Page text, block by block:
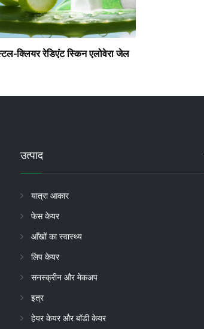
क्लियर रेडिएंट स्किन एलोवेरा जेल
उत्पाद
यात्रा आकार
फेस केयर
आँखों का स्वास्थ्य
लिप केयर
सनस्क्रीन और मेकअप
इत्र
हेयर केयर और बॉडी केयर